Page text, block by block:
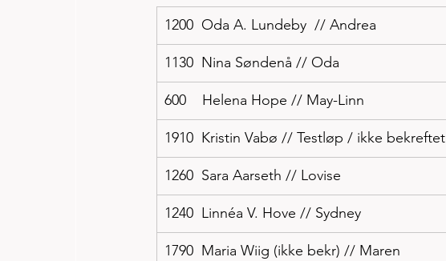
1200  Oda A. Lundeby  // Andrea
1130  Nina Søndenå // Oda
600    Helena Hope // May-Linn
1910  Kristin Vabø // Testløp / ikke bekreftet
1260  Sara Aarseth // Lovise
1240  Linnéa V. Hove // Sydney
1790  Maria Wiig (ikke bekr) // Maren